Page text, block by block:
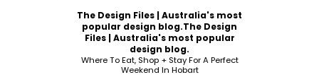
The Design Files | Australia's most
popular design blog.The Design
Files | Australia's most popular
design blog.
Where To Eat, Shop + Stay For A Perfect
Weekend In Hobart